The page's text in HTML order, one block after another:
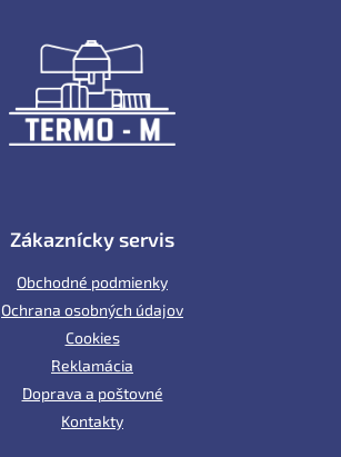
Zákaznícky servis
Obchodné podmienky
Ochrana osobných údajov
Cookies
Reklamácia
Doprava a poštovné
Kontakty